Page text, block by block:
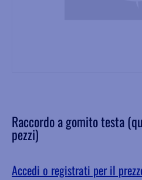
Raccordo a gomito testa
pezzi)
Accedi o registrati per il